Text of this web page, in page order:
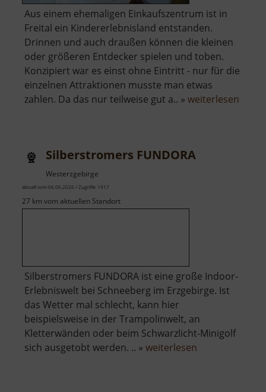
Aus einem ehemaligen Einkaufszentrum ist in
Freital ein Kindererlebnisland entstanden.
Drinnen und auch draußen können die kleinen
oder größeren Entdecker spielen und toben.
Konzipiert war es einst ohne Eintritt - nur für die
einzelnen Attraktionen musste man etwas
zahlen. Da das nur teilweise gut a.. » weiterlesen
Silberstromers FUNDORA
Westerzgebirge
aktuell vom 06.06.2026 / Zugriffe: 1917
27 km vom aktuellen Standort
Silberstromers FUNDORA ist eine große Indoor-
Erlebniswelt bei Schneeberg im Erzgebirge. Ist
das Wetter mal schlecht, kann hier
beispielsweise in der Trampolinwelt, an
Kletterwänden oder beim Schwarzlicht-Minigolf
sich ausgetobt werden. .. » weiterlesen